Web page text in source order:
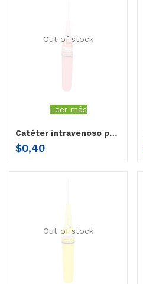
Out of stock
Leer más
Catéter intravenoso periférico sin aletas Healvan 20 por unidad
$0,40
Out of stock